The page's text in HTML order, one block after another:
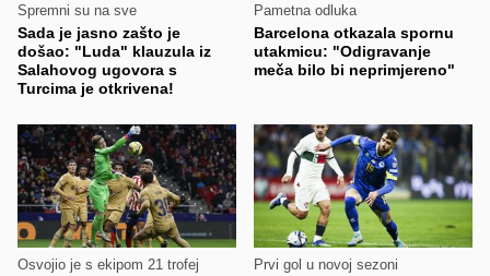
Spremni su na sve
Sada je jasno zašto je
došao: "Luda" klauzula iz
Salahovog ugovora s
Turcima je otkrivena!
Pametna odluka
Barcelona otkazala spornu
utakmicu: "Odigravanje
meča bilo bi neprimjereno"
Osvojio je s ekipom 21 trofej Prvi gol u novoj sezoni